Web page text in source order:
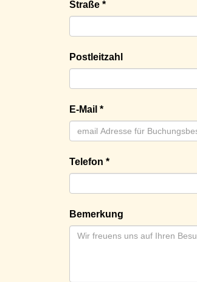
Straße *
Postleitzahl
E-Mail *
Telefon *
Bemerkung